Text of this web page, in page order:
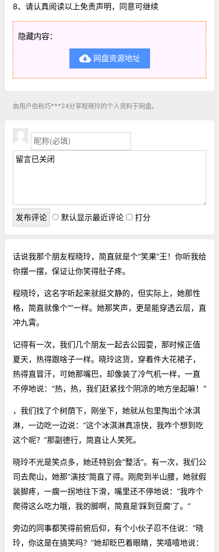
8、请认真阅读以上免责声明，同意可继续
隐藏内容：
网盘资源地址
由用户伯秋巧***24分享程晓玲的个人资料于网盘。
默认显示最近评论 打分
话说我那个朋友程晓玲，简直就是个“笑果”王！你听我给
你摆一摆，保证让你笑得肚子疼。
程晓玲，这名字听起来就挺文静的，但实际上，她那性
格，简直就像个“”一样。她那笑声，更是能穿透云层，直
冲九霄。
记得有一次，我们几个朋友一起去公园耍，那时候正值
夏天，热得跟啥子一样。晓玲这货，穿着件大花裙子，
热得直冒汗，可她那嘴巴，却像装了冷气机一样，一直
不停地说：“热，热，我们赶紧找个阴凉的地方坐起嘛！”
，我们找了个树荫下，刚坐下，她就从包里掏出个冰淇
淋，一边吃一边说：“这个冰淇淋真凉快，我咋个想到吃
这个呢？”那副德行，简直让人笑死。
晓玲不光是笑点多，她还特别会“整活”。有一次，我们公
司去爬山，她那“演技”简直了得。刚爬到半山腰，她就假
装脚疼，一瘸一拐地往下滑，嘴里还不停地说：“我咋个
爬得这么吃力哦，我的脚啊，简直是‘踩到豆腐’了。”
旁边的同事都笑得前俯后仰，有个小伙子忍不住说：“晓
玲，你这是在搞笑吗？”她却眨巴着眼睛，笑嘻嘻地说：